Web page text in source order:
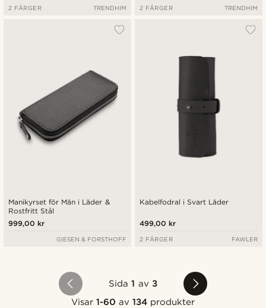
2 FÄRGER TRENDHIM 2 FÄRGER TRENDHIM
Manikyrset för Män i Läder &
Rostfritt Stål
999,00 kr
GIESEN & FORSTHOFF
Kabelfodral i Svart Läder
499,00 kr
2 FÄRGER FAWLER
Sida1 av 3
Visar 1-60 av134 produkter